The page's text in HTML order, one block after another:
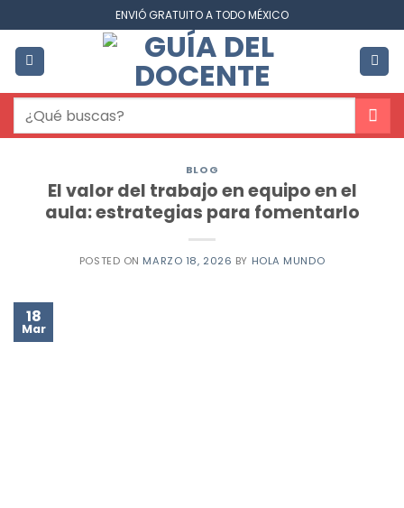
al
contenido
ENVIÓ GRATUITO A TODO MÉXICO
Buscar
por:
BLOG
El valor del trabajo en equipo en el
aula: estrategias para fomentarlo
POSTED ON MARZO 18, 2026 BY HOLA MUNDO
18
Mar